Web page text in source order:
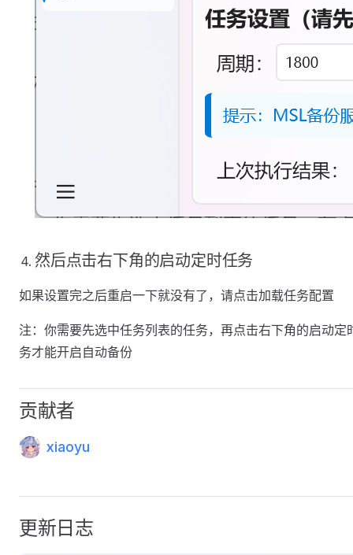
然后点击右下角的启动定时任务
如果设置完之后重启一下就没有了，请点击加载任务配置
注：你需要先选中任务列表的任务，再点击右下角的启动定
务才能开启自动备份
贡献者
xiaoyu
更新日志